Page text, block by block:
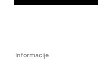
Informacije